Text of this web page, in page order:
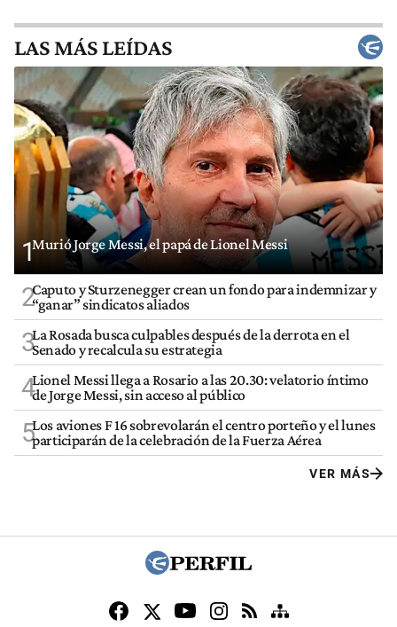
LAS MÁS LEÍDAS
1Murió Jorge Messi, el papá de Lionel Messi
2Caputo y Sturzenegger crean un fondo para indemnizar y
“ganar” sindicatos aliados
3La Rosada busca culpables después de la derrota en el
Senado y recalcula su estrategia
4Lionel Messi llega a Rosario a las 20.30: velatorio íntimo
de Jorge Messi, sin acceso al público
5Los aviones F 16 sobrevolarán el centro porteño y el lunes
participarán de la celebración de la Fuerza Aérea
VER MÁS